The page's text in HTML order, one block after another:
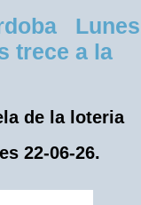
Lunes
trece a la
de la loteria
22-06-26.